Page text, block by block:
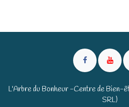
L'Arbre du Bonheur -Centre de Bien-
SRL)